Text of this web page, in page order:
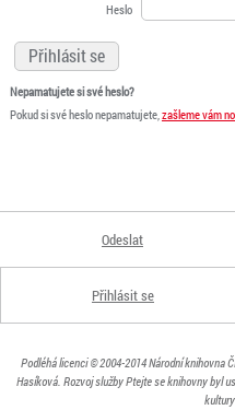
Heslo
Nepamatujete si své heslo?
Pokud si své heslo nepamatujete,zašleme vám
Odeslat
Přihlásit se
Podléhá licenci© 2004-2014Národní knihovna
Hasíková. Rozvoj služby Ptejte se knihovny byl
kultury